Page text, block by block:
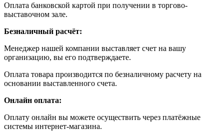
Оплата банковской картой при получении в торгово-
выставочном зале.
Безналичный расчёт:
Менеджер нашей компании выставляет счет на вашу
организацию, вы его подтверждаете.
Оплата товара производится по безналичному расчету на
основании выставленного счета.
Онлайн оплата:
Оплату онлайн вы можете осуществить через платёжные
системы интернет-магазина.